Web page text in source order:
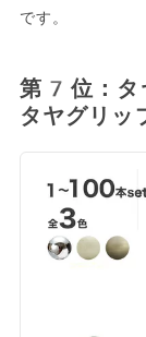
です。
第7位：
タヤグリッ